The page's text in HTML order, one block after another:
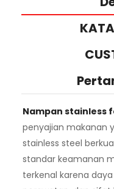
Nampan stainless
penyajian makanan
stainless steel
standar keamanan
terkenal karena